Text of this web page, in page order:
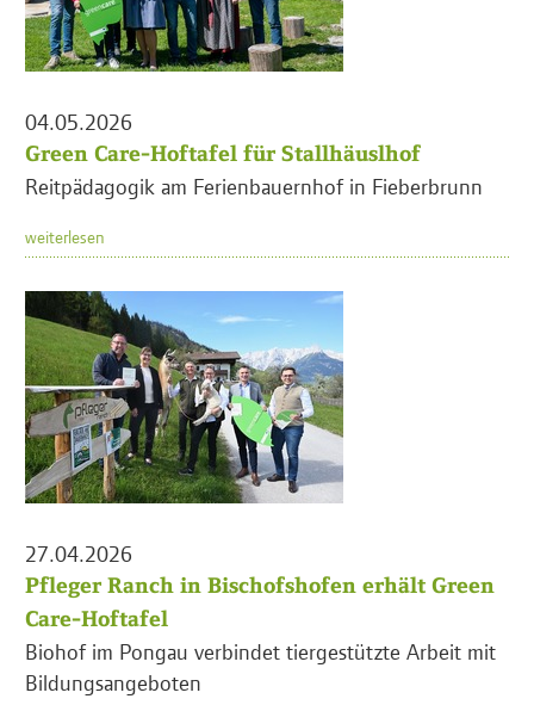
04.05.2026
Green Care-Hoftafel für Stallhäuslhof
Reitpädagogik am Ferienbauernhof in Fieberbrunn
weiterlesen
27.04.2026
Pfleger Ranch in Bischofshofen erhält Green
Care-Hoftafel
Biohof im Pongau verbindet tiergestützte Arbeit mit
Bildungsangeboten